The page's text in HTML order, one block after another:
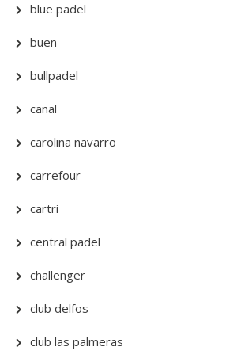
blue padel
buen
bullpadel
canal
carolina navarro
carrefour
cartri
central padel
challenger
club delfos
club las palmeras